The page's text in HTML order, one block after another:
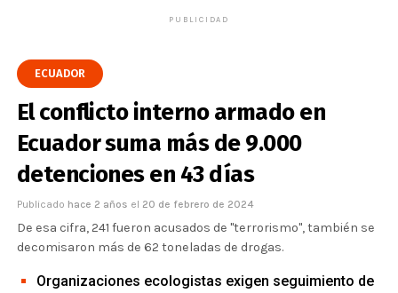
PUBLICIDAD
ECUADOR
El conflicto interno armado en
Ecuador suma más de 9.000
detenciones en 43 días
Publicado hace 2 años el 20 de febrero de 2024
De esa cifra, 241 fueron acusados de "terrorismo", también se
decomisaron más de 62 toneladas de drogas.
Organizaciones ecologistas exigen seguimiento de